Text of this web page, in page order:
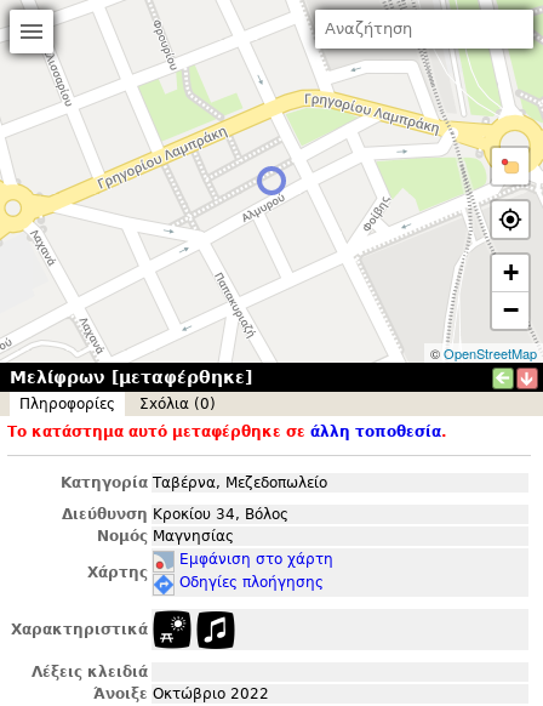
+
−
©OpenStreetMap
Μελίφρων [μεταφέρθηκε]
Πληροφορίες
Σxόλια (0)
Το κατάστημα αυτό μεταφέρθηκε σε άλλη τοποθεσία.
Κατηγορία Ταβέρνα, Μεζεδοπωλείο
Διεύθυνση Κροκίου 34, Βόλος
Νομός Μαγνησίας
Χάρτης
Εμφάνιση στο χάρτη
Οδηγίες πλοήγησης
Χαρακτηριστικά
Λέξεις κλειδιά
Άνοιξε Οκτώβριο 2022